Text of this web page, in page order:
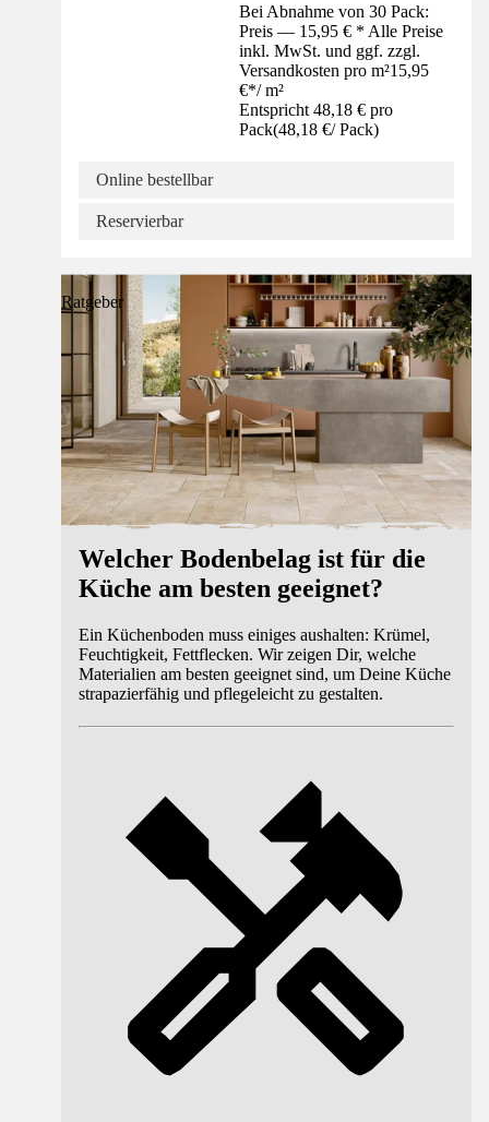
Bei Abnahme von 30 Pack:
Preis — 15,95 € * Alle Preise
inkl. MwSt. und ggf. zzgl.
Versandkosten pro m²15,95
€*/ m²
Entspricht 48,18 € pro
Pack(48,18 €/ Pack)
Online bestellbar
Reservierbar
Ratgeber
Welcher Bodenbelag ist für die
Küche am besten geeignet?
Ein Küchenboden muss einiges aushalten: Krümel,
Feuchtigkeit, Fettflecken. Wir zeigen Dir, welche
Materialien am besten geeignet sind, um Deine Küche
strapazierfähig und pflegeleicht zu gestalten.